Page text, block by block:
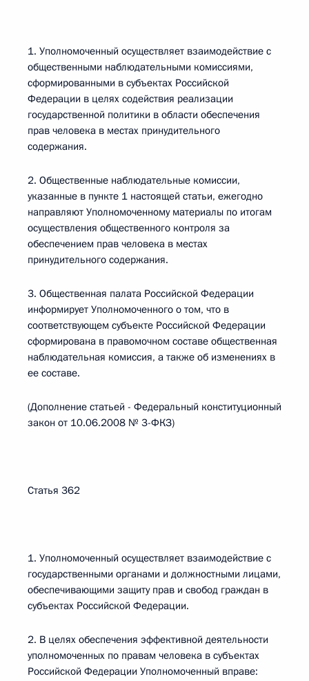
1. Уполномоченный осуществляет взаимодействие с
общественными наблюдательными комиссиями,
сформированными в субъектах Российской
Федерации в целях содействия реализации
государственной политики в области обеспечения
прав человека в местах принудительного
содержания.
2. Общественные наблюдательные комиссии,
указанные в пункте 1 настоящей статьи, ежегодно
направляют Уполномоченному материалы по итогам
осуществления общественного контроля за
обеспечением прав человека в местах
принудительного содержания.
3. Общественная палата Российской Федерации
информирует Уполномоченного о том, что в
соответствующем субъекте Российской Федерации
сформирована в правомочном составе общественная
наблюдательная комиссия, а также об изменениях в
ее составе.
(Дополнение статьей - Федеральный конституционный
закон от 10.06.2008 № 3-ФКЗ)
Статья 362
1. Уполномоченный осуществляет взаимодействие с
государственными органами и должностными лицами,
обеспечивающими защиту прав и свобод граждан в
субъектах Российской Федерации.
2. В целях обеспечения эффективной деятельности
уполномоченных по правам человека в субъектах
Российской Федерации Уполномоченный вправе: